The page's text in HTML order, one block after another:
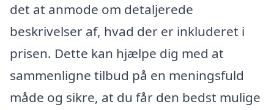
det at anmode om detaljerede
beskrivelser af, hvad der er inkluderet i
prisen. Dette kan hjælpe dig med at
sammenligne tilbud på en meningsfuld
måde og sikre, at du får den bedst mulige